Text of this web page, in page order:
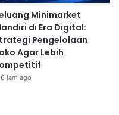
Minimarket
di Era Digital:
Pengelolaan
Agar Lebih
6 jam ago